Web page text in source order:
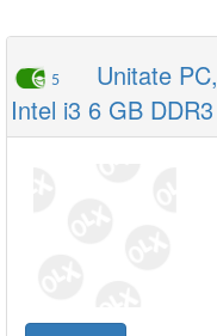
5
Unitate
Intel i3 6 GB